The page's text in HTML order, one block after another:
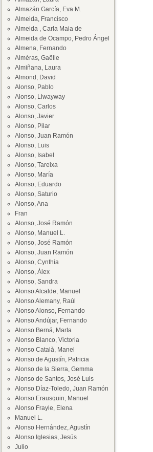
Almazán García, Eva M.
Almeida, Francisco
Almeida , Carla Maia de
Almeida de Ocampo, Pedro Ángel
Almena, Fernando
Alméras, Gaëlle
Almiñana, Laura
Almond, David
Alonso, Pablo
Alonso, Liwayway
Alonso, Carlos
Alonso, Javier
Alonso, Pilar
Alonso, Juan Ramón
Alonso, Luis
Alonso, Isabel
Alonso, Tareixa
Alonso, María
Alonso, Eduardo
Alonso, Saturio
Alonso, Ana
Fran
Alonso, José Ramón
Alonso, Manuel L.
Alonso, José Ramón
Alonso, Juan Ramón
Alonso, Cynthia
Alonso, Álex
Alonso, Sandra
Alonso Alcalde, Manuel
Alonso Alemany, Raúl
Alonso Alonso, Fernando
Alonso Andújar, Fernando
Alonso Berná, Marta
Alonso Blanco, Victoria
Alonso Català, Manel
Alonso de Agustín, Patricia
Alonso de la Sierra, Gemma
Alonso de Santos, José Luis
Alonso Díaz-Toledo, Juan Ramón
Alonso Erausquin, Manuel
Alonso Frayle, Elena
Manuel L.
Alonso Hernández, Agustín
Alonso Iglesias, Jesús
Julio